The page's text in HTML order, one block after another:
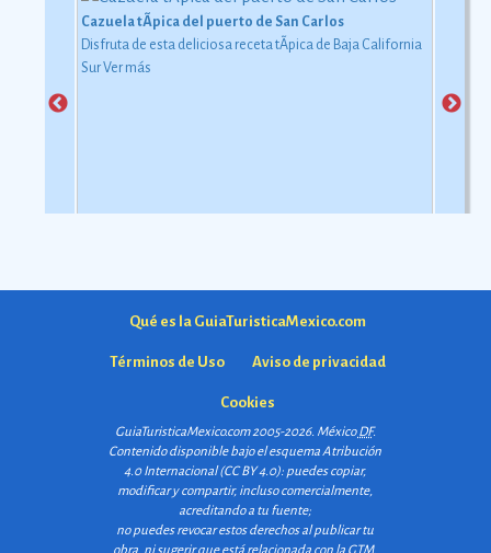
Cazuela tÃ­pica del puerto de San Carlos
Disfruta de esta deliciosa receta tÃ­pica de Baja California
SurVer más
Qué es la GuiaTuristicaMexico.com
Términos de Uso Aviso de privacidad
Cookies
GuiaTuristicaMexico.com 2005-2026. MéxicoDF.
Contenido disponible bajo el esquemaAtribución
4.0 Internacional (CC BY 4.0): puedes copiar,
modificar y compartir, incluso comercialmente,
acreditando a tu fuente;
no puedes revocar estos derechos al publicar tu